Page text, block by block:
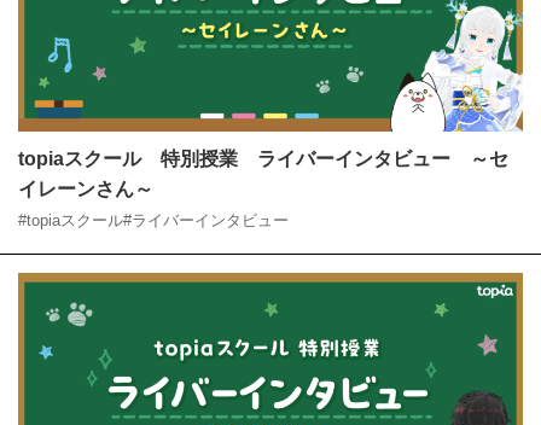
topiaスクール 特別授業 ライバーインタビュー ～セ
イレーンさん～
#topiaスクール#ライバーインタビュー